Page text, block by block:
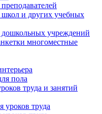
и других учебных
дошкольных учреждений
многоместные
пола
труда и занятий
уроков труда